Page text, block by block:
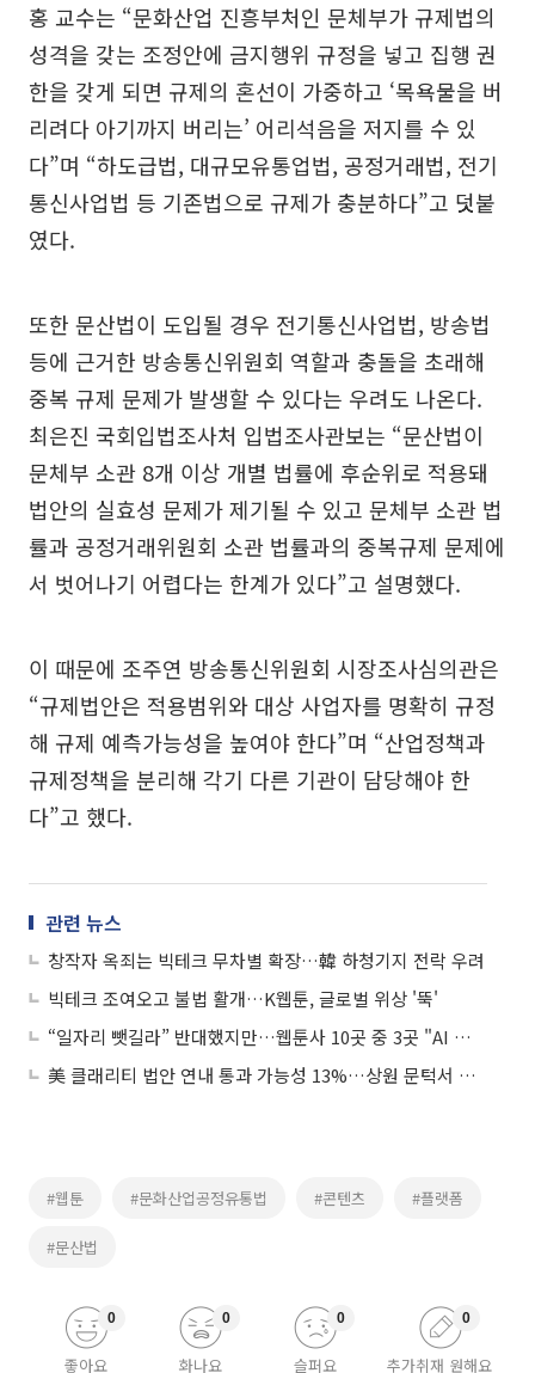
홍 교수는 “문화산업 진흥부처인 문체부가 규제법의
성격을 갖는 조정안에 금지행위 규정을 넣고 집행 권
한을 갖게 되면 규제의 혼선이 가중하고 ‘목욕물을 버
리려다 아기까지 버리는’ 어리석음을 저지를 수 있
다”며 “하도급법, 대규모유통업법, 공정거래법, 전기
통신사업법 등 기존법으로 규제가 충분하다”고 덧붙
였다.
또한 문산법이 도입될 경우 전기통신사업법, 방송법
등에 근거한 방송통신위원회 역할과 충돌을 초래해
중복 규제 문제가 발생할 수 있다는 우려도 나온다.
최은진 국회입법조사처 입법조사관보는 “문산법이
문체부 소관 8개 이상 개별 법률에 후순위로 적용돼
법안의 실효성 문제가 제기될 수 있고 문체부 소관 법
률과 공정거래위원회 소관 법률과의 중복규제 문제에
서 벗어나기 어렵다는 한계가 있다”고 설명했다.
이 때문에 조주연 방송통신위원회 시장조사심의관은
“규제법안은 적용범위와 대상 사업자를 명확히 규정
해 규제 예측가능성을 높여야 한다”며 “산업정책과
규제정책을 분리해 각기 다른 기관이 담당해야 한
다”고 했다.
관련 뉴스
창작자 옥죄는 빅테크 무차별 확장…韓 하청기지 전락 우려
빅테크 조여오고 불법 활개…K웹툰, 글로벌 위상 '뚝'
“일자리 뺏길라” 반대했지만…웹툰사 10곳 중 3곳 "AI 활용 경험"
美 클래리티 법안 연내 통과 가능성 13%…상원 문턱서 제동
#웹툰 #문화산업공정유통법 #콘텐츠 #플랫폼
#문산법
좋아요
0
화나요
0
슬퍼요
0
추가취재 원해요
0